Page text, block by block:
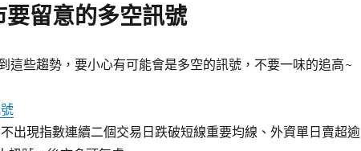
留意的多空訊號
這些趨勢，要小心有可能會是多空的訊號，不要一味的追高~
出現指數連續二個交易日跌破短線重要均線、外資單日賣超逾